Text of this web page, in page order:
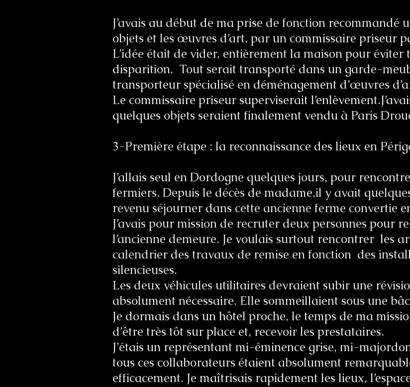
J’avais au début de ma prise de fonction recommandé
objets et les œuvres d’art, par un commissaire priseur
L’idée était de vider, entièrement la maison pour
disparition. Tout serait transporté dans un garde-
transporteur spécialisé en déménagement d’œuvres
Le commissaire priseur superviserait
quelques objets seraient finalement vendu à Paris
3-Première étape : la reconnaissance des lieux en
J’allais seul en Dordogne quelques jours, pour
fermiers. Depuis le décès de madame,il y avait
revenu séjourner dans cette ancienne ferme convertie
J’avais pour mission de recruter deux personnes pour
l’ancienne demeure. Je voulais surtout rencontrer les
calendrier des travaux de remise en fonction des
silencieuses.
Les deux véhicules utilitaires devraient subir une
absolument nécessaire. Elle sommeillaient sous une
Je dormais dans un hôtel proche, le temps de ma
d’être très tôt sur place et, recevoir les prestataires.
J’étais un représentant mi-éminence grise, mi-
tous ces collaborateurs étaient absolument
efficacement. Je maîtrisais rapidement les lieux,